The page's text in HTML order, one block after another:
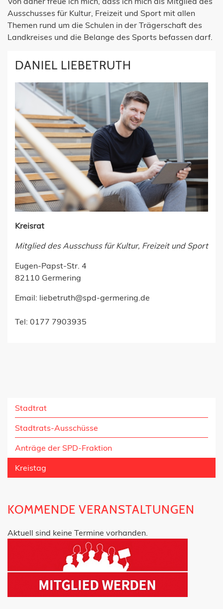
Ausschusses für Kultur, Freizeit und Sport mit allen
Themen rund um die Schulen in der Trägerschaft des
Landkreises und die Belange des Sports befassen darf.
DANIEL LIEBETRUTH
Kreisrat
Mitglied des Ausschuss für Kultur, Freizeit und Sport
Eugen-Papst-Str. 4
82110 Germering
Email: liebetruth@spd-germering.de
Tel: 0177 7903935
Stadtrat
Stadtrats-Ausschüsse
Anträge der SPD-Fraktion
Kreistag
KOMMENDE VERANSTALTUNGEN
Aktuell sind keine Termine vorhanden.